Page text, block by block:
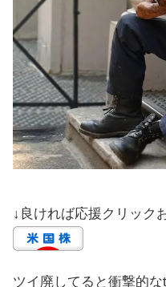
↓良ければ応援クリック
ツイ廃してると衝撃的な